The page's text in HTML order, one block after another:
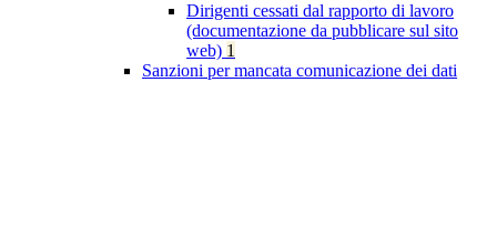
Dirigenti cessati dal rapporto di lavoro
(documentazione da pubblicare sul sito
web) 1
Sanzioni per mancata comunicazione dei dati